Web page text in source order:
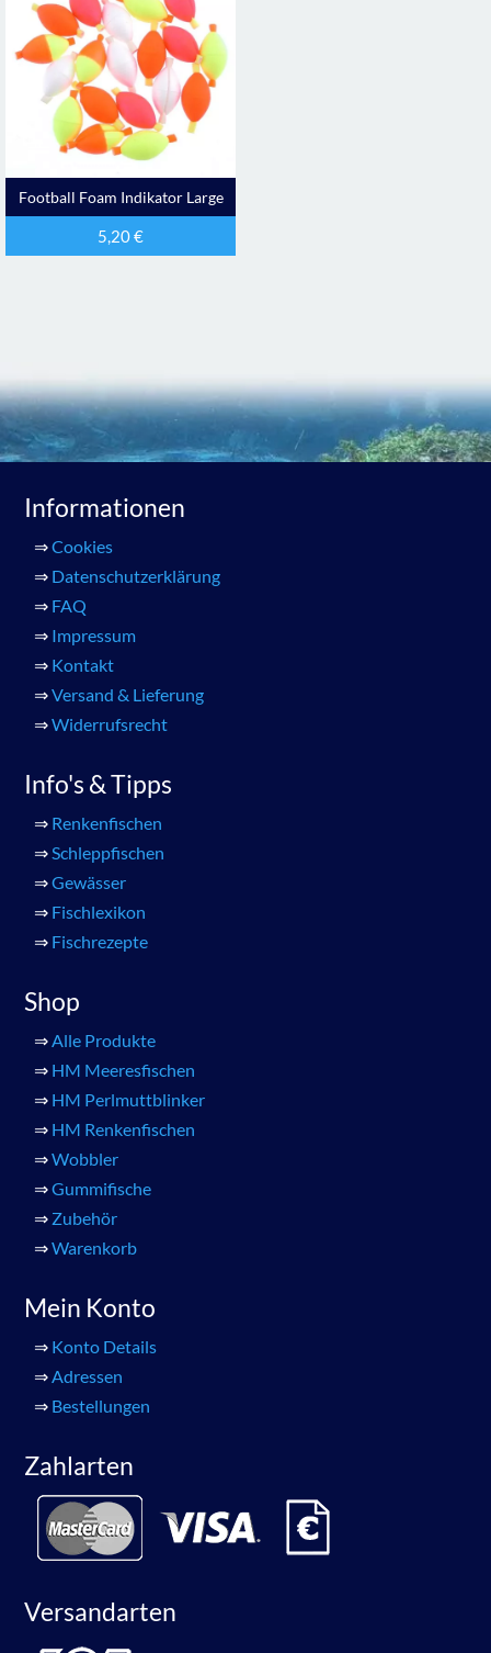
Football Foam Indikator Large
5,20€
Informationen
⇒Cookies
⇒ Datenschutzerklärung
⇒ FAQ
⇒ Impressum
⇒ Kontakt
⇒Versand & Lieferung
⇒Widerrufsrecht
Info's & Tipps
⇒ Renkenfischen
⇒Schleppfischen
⇒Gewässer
⇒ Fischlexikon
⇒ Fischrezepte
Shop
⇒Alle Produkte
⇒ HM Meeresfischen
⇒ HM Perlmuttblinker
⇒ HM Renkenfischen
⇒Wobbler
⇒Gummifische
⇒ Zubehör
⇒Warenkorb
Mein Konto
⇒ Konto Details
⇒Adressen
⇒ Bestellungen
Zahlarten
Versandarten